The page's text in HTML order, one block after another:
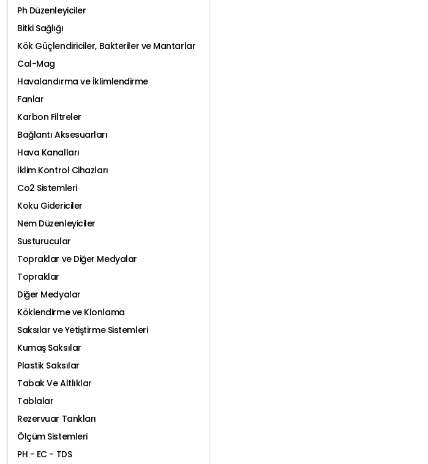
Ph Düzenleyiciler
Bitki Sağlığı
Kök Güçlendiriciler, Bakteriler ve Mantarlar
Cal-Mag
Havalandırma ve İklimlendirme
Fanlar
Karbon Filtreler
Bağlantı Aksesuarları
Hava Kanalları
İklim Kontrol Cihazları
Co2 Sistemleri
Koku Gidericiler
Nem Düzenleyiciler
Susturucular
Topraklar ve Diğer Medyalar
Topraklar
Diğer Medyalar
Köklendirme ve Klonlama
Saksılar ve Yetiştirme Sistemleri
Kumaş Saksılar
Plastik Saksılar
Tabak Ve Altlıklar
Tablalar
Rezervuar Tankları
Ölçüm Sistemleri
PH - EC - TDS